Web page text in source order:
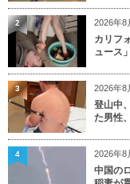
2026年8
カリフ
ュース
2
2026年8
登山中
た男性
3
2026年8
中国の
4